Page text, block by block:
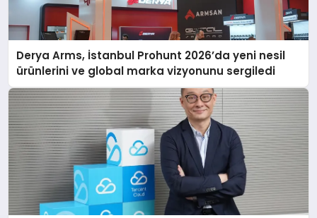
Derya Arms, İstanbul Prohunt 2026’da yeni nesil
ürünlerini ve global marka vizyonunu sergiledi